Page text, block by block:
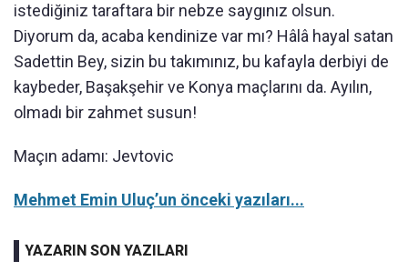
istediğiniz taraftara bir nebze saygınız olsun.
Diyorum da, acaba kendinize var mı? Hâlâ hayal satan
Sadettin Bey, sizin bu takımınız, bu kafayla derbiyi de
kaybeder, Başakşehir ve Konya maçlarını da. Ayılın,
olmadı bir zahmet susun!
Maçın adamı: Jevtovic
Mehmet Emin Uluç’un önceki yazıları...
YAZARIN SON YAZILARI